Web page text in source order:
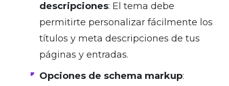
descripciones: El tema debe
permitirte personalizar fácilmente los
títulos y meta descripciones de tus
páginas y entradas.
Opciones de schema markup: